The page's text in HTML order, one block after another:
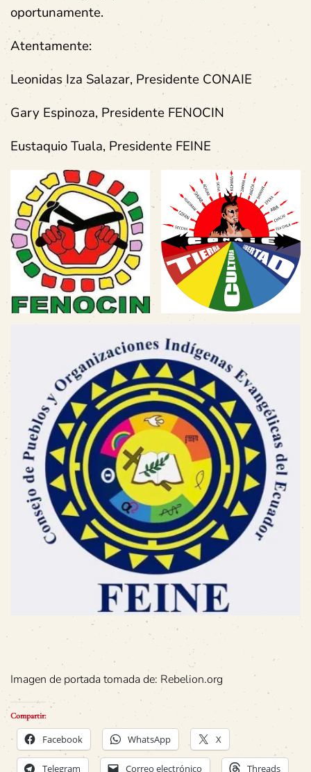
oportunamente.
Atentamente:
Leonidas Iza Salazar, Presidente CONAIE
Gary Espinoza, Presidente FENOCIN
Eustaquio Tuala, Presidente FEINE
Imagen de portada tomada de: Rebelion.org
Compartir:
Facebook WhatsApp X
Telegram Correo electrónico Threads